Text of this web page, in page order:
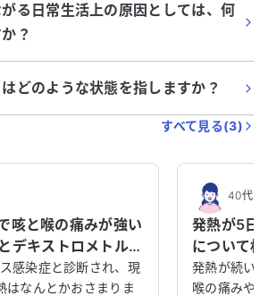
る日常生活上の原因としては、何
？
はどのような状態を指しますか？
すべて見る(3)
咳と喉の痛みが強い
デキストロメトルフ
併用について教え
感染症と診断され、現
はなんとかおさまりま
40代・
発熱が5日
について
発熱が続い
喉の痛みや